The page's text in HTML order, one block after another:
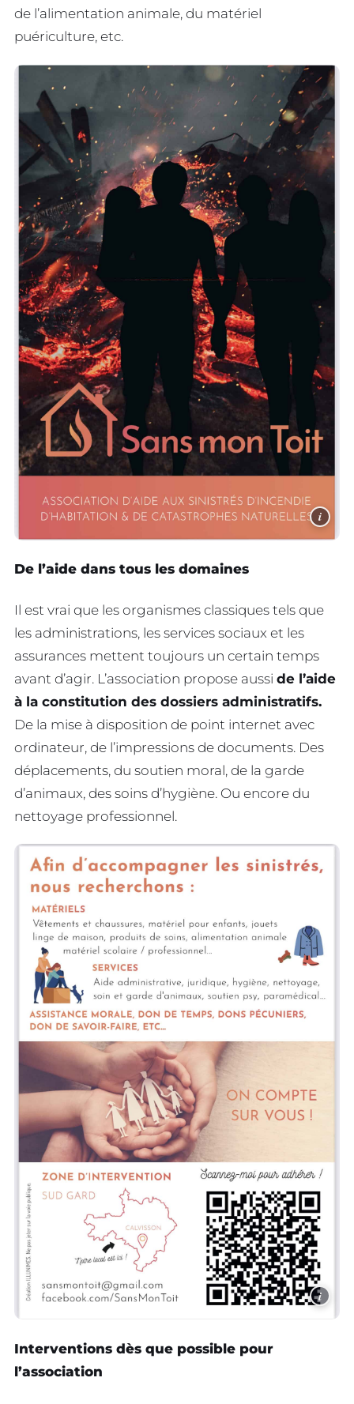
de l’alimentation animale, du matériel
puériculture, etc.
i
De l’aide dans tous les domaines
Il est vrai que les organismes classiques tels que
les administrations, les services sociaux et les
assurances mettent toujours un certain temps
avant d’agir. L’association propose aussi de l’aide
à la constitution des dossiers administratifs.
De la mise à disposition de point internet avec
ordinateur, de l’impressions de documents. Des
déplacements, du soutien moral, de la garde
d’animaux, des soins d’hygiène. Ou encore du
nettoyage professionnel.
i
Interventions dès que possible pour
l’association